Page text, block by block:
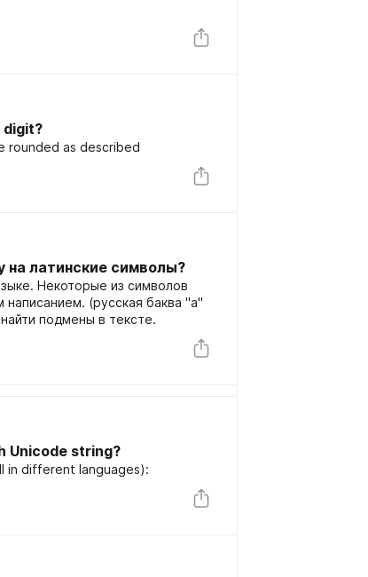
digit?
rounded as described
на латинские символы?
Некоторые из символов
(русская баква "а"
подмены в тексте.
Unicode string?
in different languages):